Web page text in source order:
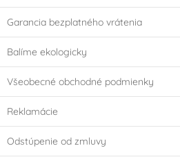
Garancia bezplatného vrátenia
Balíme ekologicky
Všeobecné obchodné podmienky
Reklamácie
Odstúpenie od zmluvy